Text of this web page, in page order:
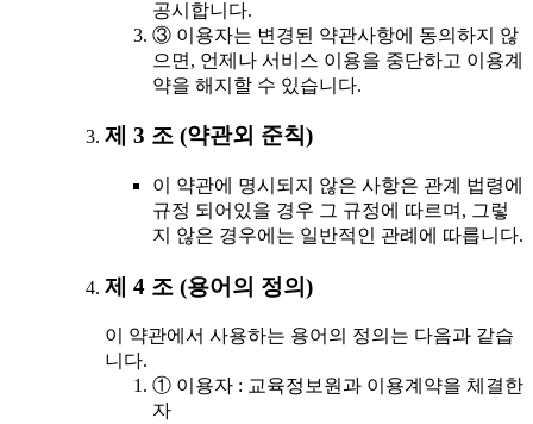
공시합니다.
③ 이용자는 변경된 약관사항에 동의하지 않
으면, 언제나 서비스 이용을 중단하고 이용계
약을 해지할 수 있습니다.
제 3 조 (약관외 준칙)
이 약관에 명시되지 않은 사항은 관계 법령에
규정 되어있을 경우 그 규정에 따르며, 그렇
지 않은 경우에는 일반적인 관례에 따릅니다.
제 4 조 (용어의 정의)
이 약관에서 사용하는 용어의 정의는 다음과 같습
니다.
① 이용자 : 교육정보원과 이용계약을 체결한
자